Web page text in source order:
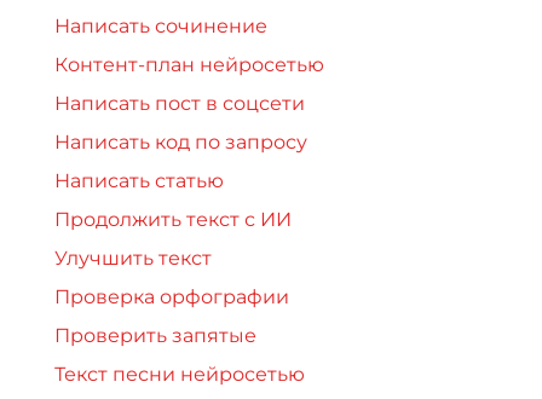
Написать сочинение
Контент-план нейросетью
Написать пост в соцсети
Написать код по запросу
Написать статью
Продолжить текст с ИИ
Улучшить текст
Проверка орфографии
Проверить запятые
Текст песни нейросетью